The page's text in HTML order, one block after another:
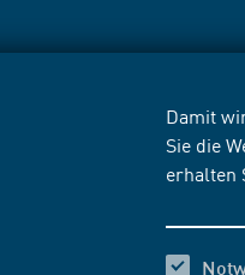
Damit
Sie die
erhalten